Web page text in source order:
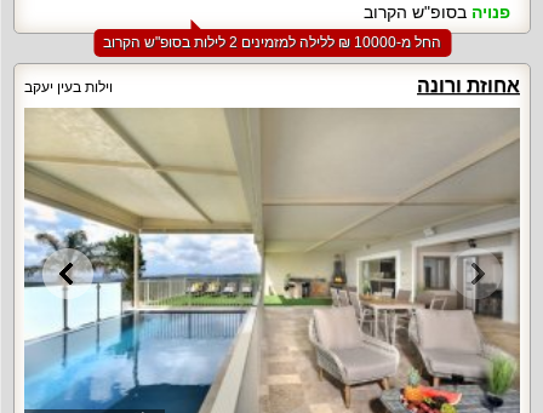
פנויה בסופ"ש הקרוב
החל מ-‏10000 ₪ ללילה למזמינים 2 לילות בסופ"ש הקרוב
אחוזת ורונה וילות בעין יעקב